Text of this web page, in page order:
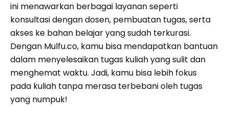
ini menawarkan berbagai layanan seperti
konsultasi dengan dosen, pembuatan tugas, serta
akses ke bahan belajar yang sudah terkurasi.
Dengan Mulfu.co, kamu bisa mendapatkan bantuan
dalam menyelesaikan tugas kuliah yang sulit dan
menghemat waktu. Jadi, kamu bisa lebih fokus
pada kuliah tanpa merasa terbebani oleh tugas
yang numpuk!